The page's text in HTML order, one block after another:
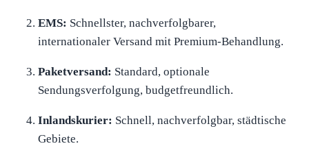
EMS: Schnellster, nachverfolgbarer,
internationaler Versand mit Premium-Behandlung.
Paketversand: Standard, optionale
Sendungsverfolgung, budgetfreundlich.
Inlandskurier: Schnell, nachverfolgbar, städtische
Gebiete.